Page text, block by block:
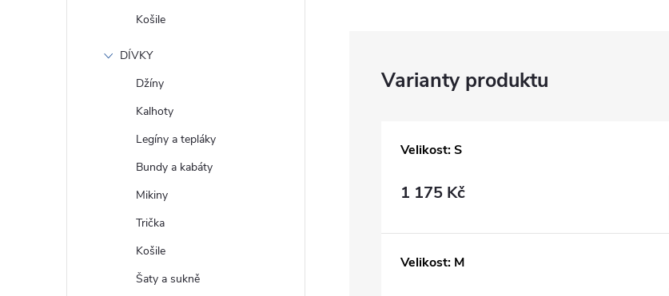
Košile
DÍVKY
Džíny
Kalhoty
Legíny a tepláky
Bundy a kabáty
Mikiny
Trička
Košile
Šaty a sukně
Velikost: S
1 175 Kč
Velikost: M